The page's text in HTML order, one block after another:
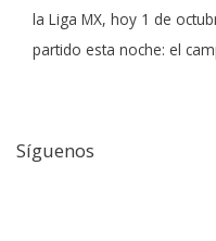
la Liga MX, hoy 1 de
partido esta noche: el
Síguenos